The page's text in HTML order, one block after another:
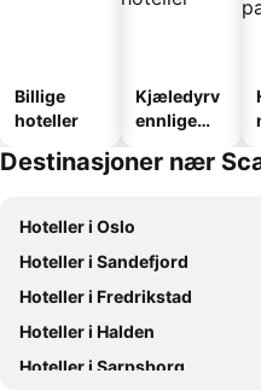
Billige
hoteller
Kjæledyrv
ennlige
Destinasjoner nær
Hoteller i Oslo
Hoteller i Sandefjord
Hoteller i Fredrikstad
Hoteller i Halden
Hoteller i Sarpsborg